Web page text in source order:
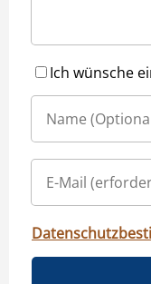
Ich wünsche